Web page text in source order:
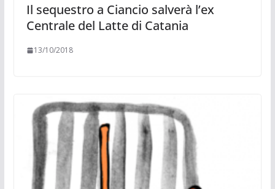
Il sequestro a Ciancio salverà l’ex
Centrale del Latte di Catania
13/10/2018